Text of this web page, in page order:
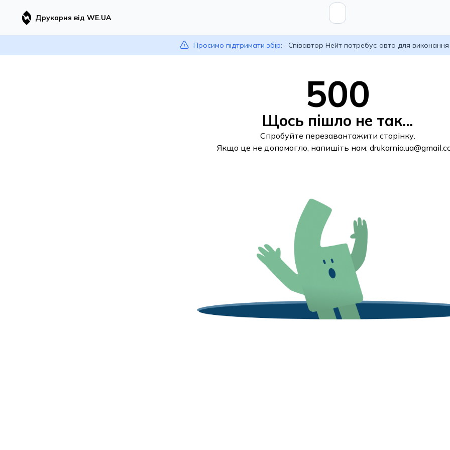
Друкарня від WE.UA
Просимо підтримати збір: Співавтор Нейт потребує авто для
500
Щось пішло не так...
Спробуйте перезавантажити сторінку.
Якщо це не допомогло, напишіть нам: